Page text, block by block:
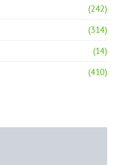
(242)
(314)
(14)
(410)